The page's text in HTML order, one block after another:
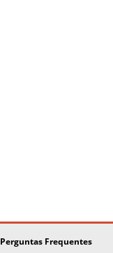
Perguntas Frequentes